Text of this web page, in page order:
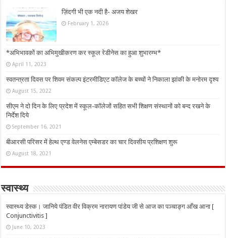
ज़िंदगी भी एक नदी है- अजय शेखर
February 1, 2026
*अभिभावकों का अभिमुखीकरण कर स्कूल रेडीनेस का हुआ शुभारम्भ*
April 11, 2023
स्वतन्त्रता दिवस पर शिवम संकल्प इंटरमीडिएट कॉलेज के बच्चों ने निकाला झांकी के मनोरम दृश्य
August 15, 2022
सीएम ने दो दिन के लिए प्रदेश में स्कूल-कॉलेजों सहित सभी शिक्षण संस्थानों को बन्द रखने के
निर्देश दिये
September 16, 2021
बीआरसी परिसर में हेल्थ एण्ड वेलनेस एम्बेसडर का चार दिवसीय प्रशिक्षण शुरू
August 18, 2021
स्वास्थ्य
स्वास्थ्य डेस्क। जानिये पंडित वीर विक्रम नारायण पांडेय जी से आज का पञ्चाङ्ग आँख आना [
Conjunctivitis ]
June 10, 2023